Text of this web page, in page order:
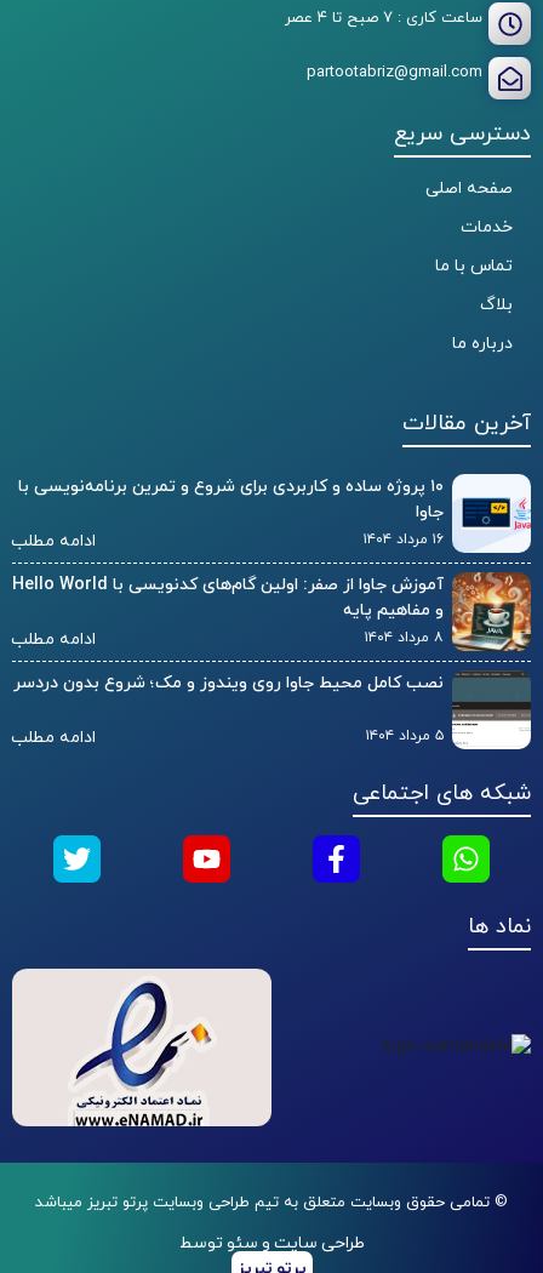
ساعت کاری : ۷ صبح تا ۴ عصر
partootabriz@gmail.com
دسترسی سریع
صفحه اصلی
خدمات
تماس با ما
بلاگ
درباره ما
آخرین مقالات
۱۰ پروژه ساده و کاربردی برای شروع و تمرین برنامه‌نویسی با
جاوا
۱۶ مرداد ۱۴۰۴
ادامه مطلب
آموزش جاوا از صفر: اولین گام‌های کدنویسی با Hello World
و مفاهیم پایه
۸ مرداد ۱۴۰۴
ادامه مطلب
نصب کامل محیط جاوا روی ویندوز و مک؛ شروع بدون دردسر
۵ مرداد ۱۴۰۴ ادامه مطلب
شبکه های اجتماعی
نماد ها
© تمامی حقوق وبسایت متعلق به تیم طراحی وبسایت پرتو تبریز میباشد
طراحی سایت و سئو توسط
پرتو تبریز